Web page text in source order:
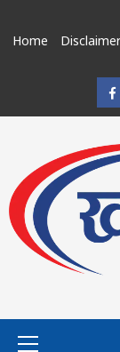
Home
Disclaimer